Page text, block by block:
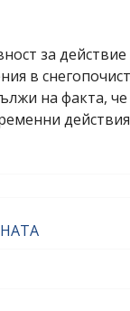
за действие
в
на факта,